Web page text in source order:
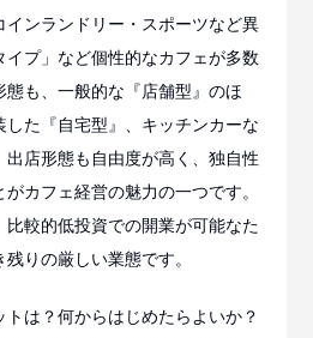
ンランドリー・スポーツなど異
プ」など個性的なカフェが多数
も、一般的な『店舗型』のほ
た『自宅型』、キッチンカーな
出店形態も自由度が高く、独自性
カフェ経営の魅力の一つです。
較的低投資での開業が可能なた
りの厳しい業態です。
は？何からはじめたらよいか？